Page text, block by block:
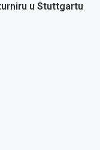
u Stuttgartu